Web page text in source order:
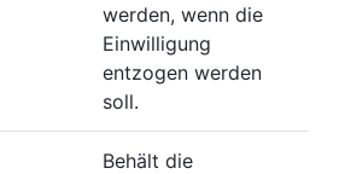
werden, wenn die
Einwilligung
entzogen werden
soll.
Behält die